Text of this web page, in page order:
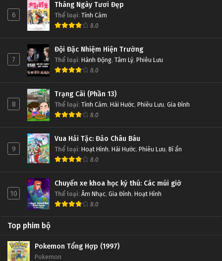
6
Tháng Ngày Tươi Đẹp
Thể loại: Tình Cảm
8.0
7
Đội Đặc Nhiệm Hiện Trường
Thể loại: Hành Động, Tâm Lý, Phiêu Lưu
8.0
8
Trạng Cãi (Phần 13)
Thể loại: Tình Cảm, Hài Hước, Phiêu Lưu, Gia Đình
8.0
9
Vua Hải Tặc: Đảo Châu Báu
Thể loại: Hoạt Hình, Hài Hước, Phiêu Lưu, Bí ẩn
8.0
10
Chuyến xe khoa học kỳ thú: Các múi giờ
Thể loại: Âm Nhạc, Gia Đình, Hoạt Hình
8.0
Top phim bộ
Pokemon Tổng Hợp (1997)
Pokemon